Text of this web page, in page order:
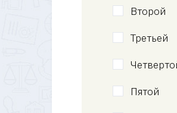
Второй
Третьей
Пятой